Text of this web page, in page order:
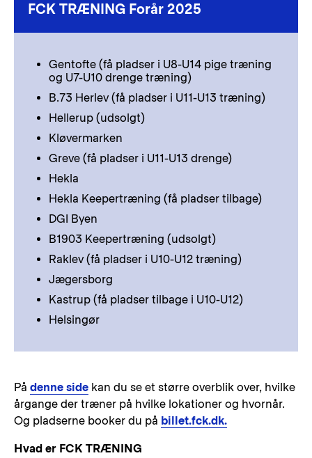
FCK TRÆNING Forår 2025
Gentofte (få pladser i U8-U14 pige træning
og U7-U10 drenge træning)
B.73 Herlev (få pladser i U11-U13 træning)
Hellerup (udsolgt)
Kløvermarken
Greve (få pladser i U11-U13 drenge)
Hekla
Hekla Keepertræning (få pladser tilbage)
DGI Byen
B1903 Keepertræning (udsolgt)
Raklev (få pladser i U10-U12 træning)
Jægersborg
Kastrup (få pladser tilbage i U10-U12)
Helsingør
På denne side kan du se et større overblik over, hvilke
årgange der træner på hvilke lokationer og hvornår.
Og pladserne booker du på billet.fck.dk.
Hvad er FCK TRÆNING